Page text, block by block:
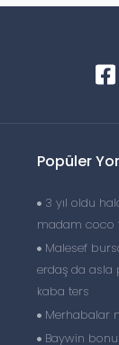
Popüler
3 yıl oldu
madam coco
Malesef
erdaş da asla
kaba ters
Merhabalar
Baywin